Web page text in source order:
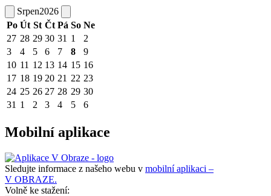
Srpen2026
Po Út St Čt Pá So Ne
27 28 29 30 31 1
2
3
4 5 6 7 8
9
10 11 12 13 14 15 16
17 18 19 20 21 22 23
24 25 26 27 28 29 30
31 1 2 3 4 5 6
Mobilní aplikace
Sledujte informace z našeho webu v mobilní aplikaci –
V OBRAZE.
Volně ke stažení: